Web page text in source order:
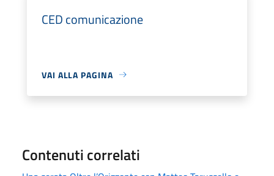
CED comunicazione
VAI ALLA PAGINA
Contenuti correlati